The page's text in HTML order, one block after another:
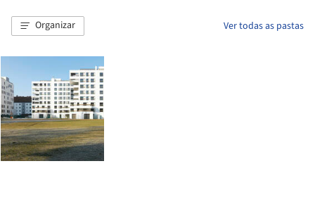
Organizar Ver todas as pastas